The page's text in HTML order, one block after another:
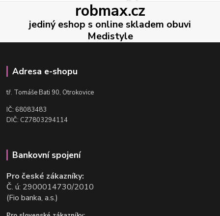
robmax.cz
jediný eshop s online skladem obuvi
Medistyle
Adresa e-shopu
tř. Tomáše Bati 90, Otrokovice
IČ: 68083483
DIČ: CZ7803294114
Bankovní spojení
Pro české zákazníky:
Č. ú: 2900014730/2010
(Fio banka, a.s.)